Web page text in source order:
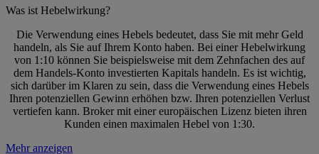
Was ist Hebelwirkung?
Die Verwendung eines Hebels bedeutet, dass Sie mit mehr Geld
handeln, als Sie auf Ihrem Konto haben. Bei einer Hebelwirkung
von 1:10 können Sie beispielsweise mit dem Zehnfachen des auf
dem Handels-Konto investierten Kapitals handeln. Es ist wichtig,
sich darüber im Klaren zu sein, dass die Verwendung eines Hebels
Ihren potenziellen Gewinn erhöhen bzw. Ihren potenziellen Verlust
vertiefen kann. Broker mit einer europäischen Lizenz bieten ihren
Kunden einen maximalen Hebel von 1:30.
Mehr anzeigen